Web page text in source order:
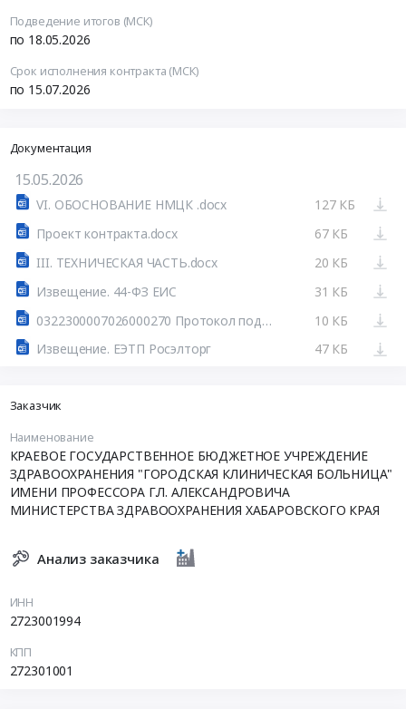
Подведение итогов (МСК)
по 18.05.2026
Срок исполнения контракта (МСК)
по 15.07.2026
Документация
15.05.2026
VI. ОБОСНОВАНИЕ НМЦК .docx
127 КБ
Проект контракта.docx
67 КБ
III. ТЕХНИЧЕСКАЯ ЧАСТЬ.docx
20 КБ
Извещение. 44-ФЗ ЕИС
31 КБ
0322300007026000270 Протокол подведения итогов.docx
10 КБ
Извещение. ЕЭТП Росэлторг
47 КБ
Заказчик
Наименование
КРАЕВОЕ ГОСУДАРСТВЕННОЕ БЮДЖЕТНОЕ УЧРЕЖДЕНИЕ
ЗДРАВООХРАНЕНИЯ "ГОРОДСКАЯ КЛИНИЧЕСКАЯ БОЛЬНИЦА"
ИМЕНИ ПРОФЕССОРА Г.Л. АЛЕКСАНДРОВИЧА
МИНИСТЕРСТВА ЗДРАВООХРАНЕНИЯ ХАБАРОВСКОГО КРАЯ
Анализ заказчика
ИНН
2723001994
КПП
272301001